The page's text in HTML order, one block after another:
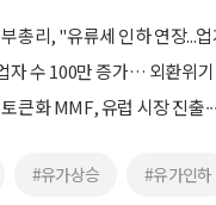
총리, "유류세 인하 연장...
자 수 100만 증가… 외환위
큰화 MMF, 유럽 시장 진출
#유가상승 #유가인하